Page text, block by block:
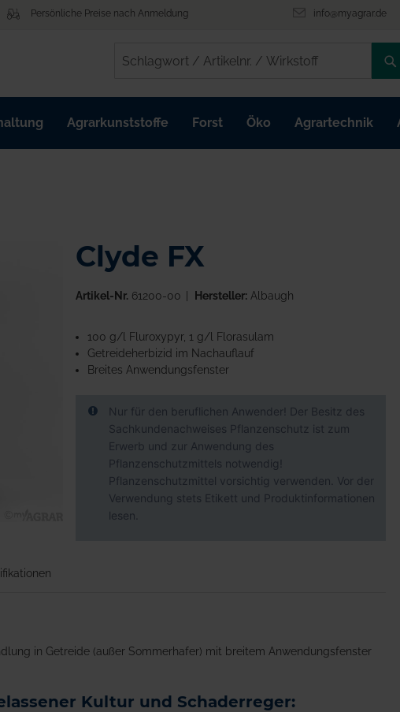
Persönliche Preise nach Anmeldung info@myagrar.de
Agrarkunststoffe Forst Öko Agrartechnik
Clyde FX
Artikel-Nr. 61200-00 Hersteller:Albaugh
100 g/l Fluroxypyr, 1 g/l Florasulam
Getreideherbizid im Nachauflauf
Breites Anwendungsfenster
Nur für den beruflichen Anwender! Der Besitz des
Sachkundenachweises Pflanzenschutz ist zum
Erwerb und zur Anwendung des
Pflanzenschutzmittels notwendig!
Pflanzenschutzmittel vorsichtig verwenden. Vor der
Verwendung stets Etikett und Produktinformationen
lesen.
in Getreide (außer Sommerhafer) mit breitem Anwendungsfenster
Kultur und Schaderreger: